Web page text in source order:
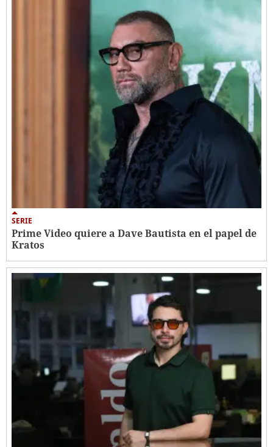
SERIE
Prime Video quiere a Dave Bautista en el papel de
Kratos